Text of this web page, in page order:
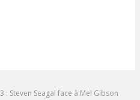
: Steven Seagal face à Mel Gibson